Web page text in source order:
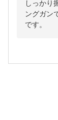
しっかり
ングガン
です。